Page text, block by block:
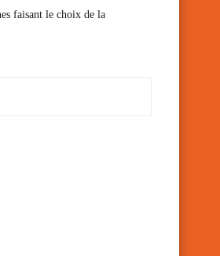
faisant le choix de la